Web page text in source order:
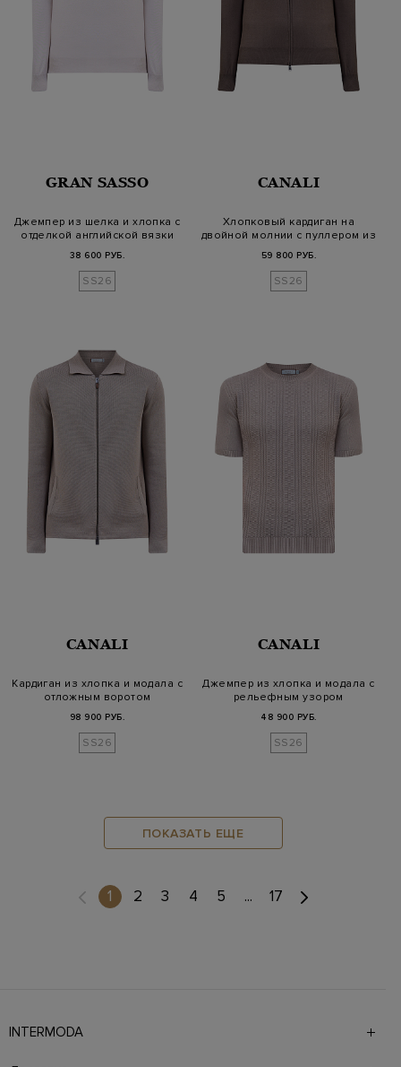
GRAN SASSO
Джемпер из шелка и хлопка с
отделкой английской вязки
38 600 РУБ.
SS26
CANALI
Хлопковый кардиган на
двойной молнии с пуллером из
59 800 РУБ.
SS26
CANALI
Кардиган из хлопка и модала с
отложным воротом
98 900 РУБ.
SS26
CANALI
Джемпер из хлопка и модала с
рельефным узором
48 900 РУБ.
SS26
ПОКАЗАТЬ ЕЩЕ
1 (current)
2 3 4 5 ... 17
INTERMODA